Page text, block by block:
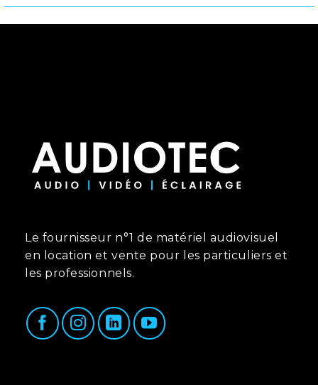
Le fournisseur n°1 de matériel audiovisuel
en location et vente pour les particuliers et
les professionnels.